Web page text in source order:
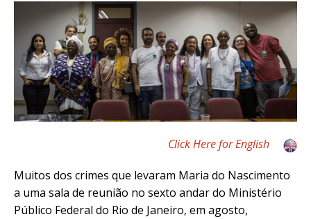
Click Here for English
Muitos dos crimes que levaram Maria do Nascimento
a uma sala de reunião no sexto andar do Ministério
Público Federal do Rio de Janeiro, em agosto,